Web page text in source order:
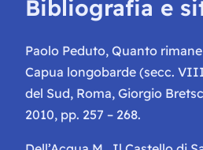
Bibliografia e
Paolo Peduto, Quanto
Capua longobarde (secc.
del Sud, Roma, Giorgio
2010, pp. 257 – 268.